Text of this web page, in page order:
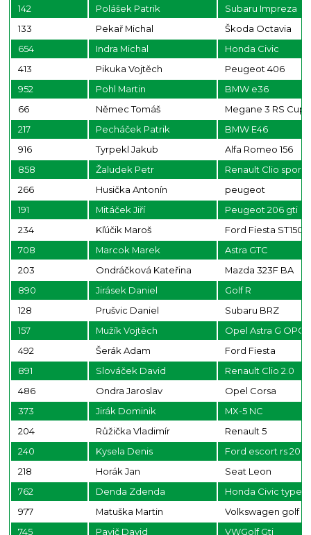
142
Polášek Patrik
Subaru Impreza
133
Pekař Michal
Škoda Octavia
654
Indra Michal
Honda Civic
413
Pikuka Vojtěch
Peugeot 406
952
Pohl Martin
BMW e36
66
Němec Tomáš
Megane 3 RS Cup
217
Pecháček Patrik
BMW E46
916
Tyrpekl Jakub
Alfa Romeo 156
858
Žaludek Petr
Renault Clio sport
266
Husička Antonín
peugeot
191
Mitáček Jiří
Peugeot 206 gti
234
Kľúčik Maroš
Ford Fiesta ST150
708
Marcok Marek
Astra GTC
203
Ondráčková Kateřina
Mazda 323F BA
890
Jirásek Daniel
Golf R
128
Prušvic Daniel
Subaru BRZ
157
Mužík Vojtěch
Opel Astra G OPC
492
Šerák Adam
Ford Fiesta
891
Slováček David
Renault Clio 2.0
486
Ondra Jaroslav
Opel Corsa
373
Jirák Dominik
MX-5 NC
204
Růžička Vladimír
Renault 5
240
Kysela Denis
Ford escort rs
218
Horák Jan
Seat Leon
762
Denda Zdenda
Honda Civic type
977
Matuška Martin
Volkswagen golf
745
Pavič David VWGolf Gti